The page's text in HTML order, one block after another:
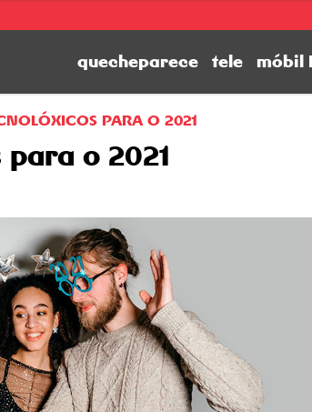
quecheparece tele móbil
PARA O 2021
o 2021